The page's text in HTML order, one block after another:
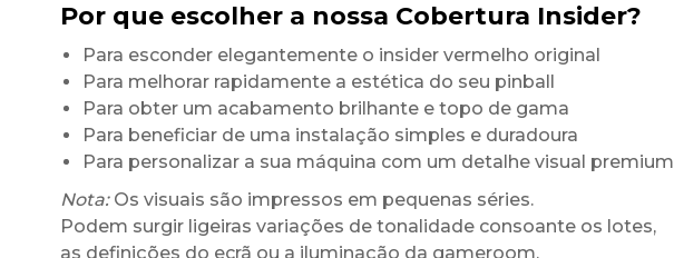
Por que escolher a nossa Cobertura Insider?
Para esconder elegantemente o insider vermelho original
Para melhorar rapidamente a estética do seu pinball
Para obter um acabamento brilhante e topo de gama
Para beneficiar de uma instalação simples e duradoura
Para personalizar a sua máquina com um detalhe visual premium
Nota:Os visuais são impressos em pequenas séries.
Podem surgir ligeiras variações de tonalidade consoante os lotes,
as definições do ecrã ou a iluminação da gameroom.